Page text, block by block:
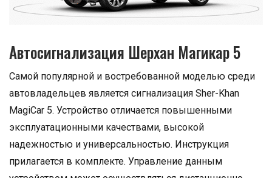
Автосигнализация Шерхан Магикар 5
Самой популярной и востребованной моделью среди
автовладельцев является сигнализация Sher-Khan
MagiCar 5. Устройство отличается повышенными
эксплуатационными качествами, высокой
надежностью и универсальностью. Инструкция
прилагается в комплекте. Управление данным